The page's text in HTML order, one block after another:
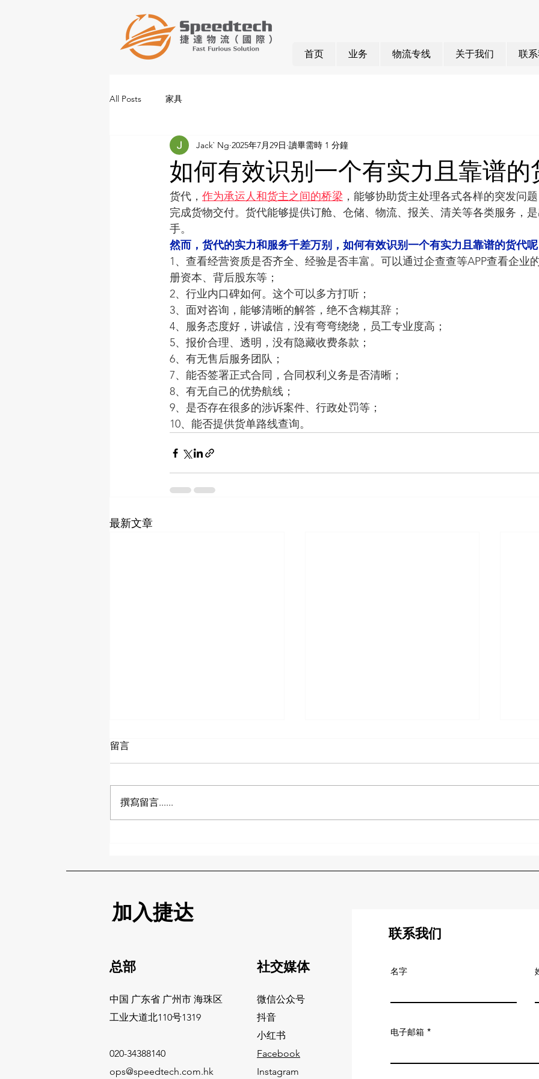
首页 业务 物流专线 关于我们 联
All Posts 家具
如何有效识别一个有实力且靠谱的
Jack` Ng 2025年7月29日 讀畢需時 1 分鐘
货代， 作为承运人和货主之间的桥梁 ，能够协助货主处理各式各样的突发问
完成货物交付。货代能够提供订舱、仓储、物流、报关、清关等各类服务，
手。
然而，货代的实力和服务千差万别，如何有效识别一个有实力且靠谱的货代
1、查看经营资质是否齐全、经验是否丰富。可以通过企查查等APP查看企业
册资本、背后股东等；
2、行业内口碑如何。这个可以多方打听；
3、面对咨询，能够清晰的解答，绝不含糊其辞；
4、服务态度好，讲诚信，没有弯弯绕绕，员工专业度高；
5、报价合理、透明，没有隐藏收费条款；
6、有无售后服务团队；
7、能否签署正式合同，合同权利义务是否清晰；
8、有无自己的优势航线；
9、是否存在很多的涉诉案件、行政处罚等；
10、能否提供货单路线查询。
最新文章
亚马逊库存管理新政：批量清
FBA库存处理规则的重大调整。根
据最新政策， 批量清货计划
到物流思维解决 “货怎么高效
税
留言
撰寫留言......
总部
中国 广东省 广州市 海珠区
​工业大道北110号1319
020-34388140
ops@speedtech.com.hk
​社交媒体
微信公众号
抖音
小红书
Facebook
Instagram
联系我们
名字
电子邮箱
加入捷达